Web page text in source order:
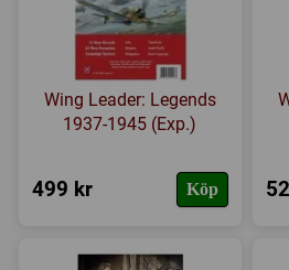
Wing Leader: Legends
1937-1945 (Exp.)
499 kr Köp